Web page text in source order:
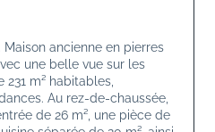
ancienne en pierres
une belle vue sur les
231 m² habitables,
Au rez-de-chaussée,
de 26 m², une pièce de